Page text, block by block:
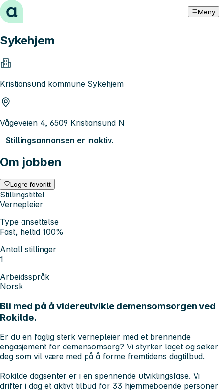
Hopp til innhold Meny
Sykehjem
Kristiansund kommune Sykehjem
Vågeveien 4, 6509 Kristiansund N
Stillingsannonsen er inaktiv.
Om jobben
Lagre favoritt
Stillingstittel
Vernepleier
Type ansettelse
Fast, heltid 100%
Antall stillinger
1
Arbeidsspråk
Norsk
Bli med på å videreutvikle demensomsorgen ved
Rokilde.
Er du en faglig sterk vernepleier med et brennende
engasjement for demensomsorg? Vi styrker laget og søker
deg som vil være med på å forme fremtidens dagtilbud.
Rokilde dagsenter er i en spennende utviklingsfase. Vi
drifter i dag et aktivt tilbud for 33 hjemmeboende personer